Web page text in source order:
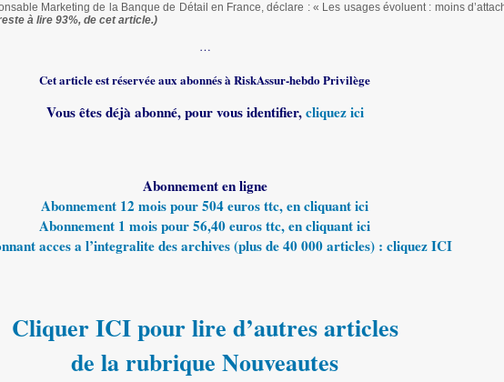
Marketing de la Banque de Détail en France, déclare : « Les usages évoluent : moins
à lire 93%, de cet article.)
…
Cet article est réservée aux abonnés à RiskAssur-hebdo Privilège
Vous êtes déjà abonné, pour vous identifier,cliquez ici
Abonnement en ligne
Abonnement 12 mois pour 504 euros ttc, en cliquant ici
Abonnement 1 mois pour 56,40 euros ttc, en cliquant ici
acces a l’integralite des archives (plus de 40 000 articles) : cliquez ICI
Cliquer ICI pour lire d’autres articles
de la rubrique Nouveautes